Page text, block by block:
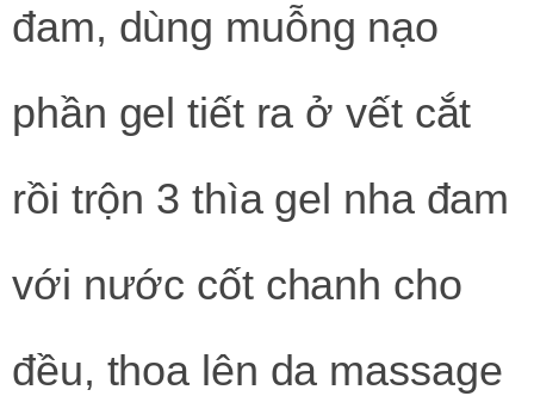
đam, dùng muỗng nạo
phần gel tiết ra ở vết cắt
rồi trộn 3 thìa gel nha đam
với nước cốt chanh cho
đều, thoa lên da massage